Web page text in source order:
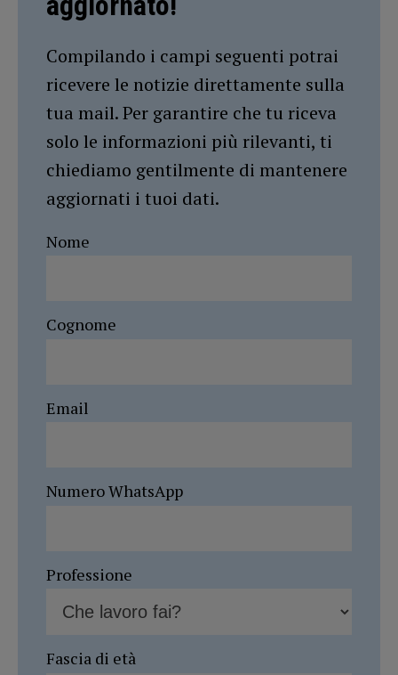
Compilando i campi seguenti potrai
ricevere le notizie direttamente sulla
tua mail. Per garantire che tu riceva
solo le informazioni più rilevanti, ti
chiediamo gentilmente di mantenere
aggiornati i tuoi dati.
Nome
Cognome
Email
Numero WhatsApp
Professione
Fascia di età